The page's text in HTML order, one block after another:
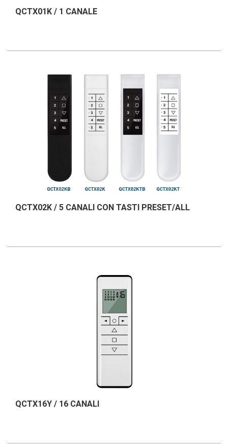
QCTX01K / 1 CANALE
QCTX02K / 5 CANALI CON TASTI PRESET/ALL
QCTX16Y / 16 CANALI